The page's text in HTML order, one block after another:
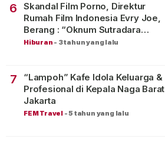
6
Skandal Film Porno, Direktur
Rumah Film Indonesia Evry Joe,
Berang : “Oknum Sutradara
Merusak Perfilman Indonesia”!
Hiburan - 3 tahun yang lalu
7
“Lampoh” Kafe Idola Keluarga &
Profesional di Kepala Naga Barat
Jakarta
FEM Travel -5 tahun yang lalu